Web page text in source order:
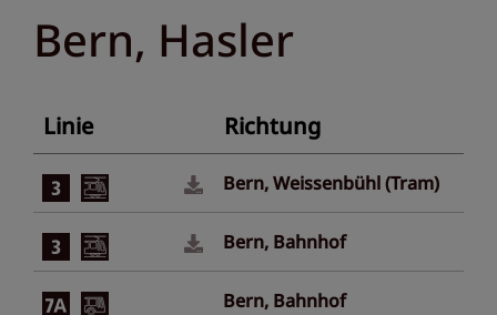
Bern, Hasler
Linie Richtung
Bern, Weissenbühl (Tram)
Bern, Bahnhof
Bern, Bahnhof